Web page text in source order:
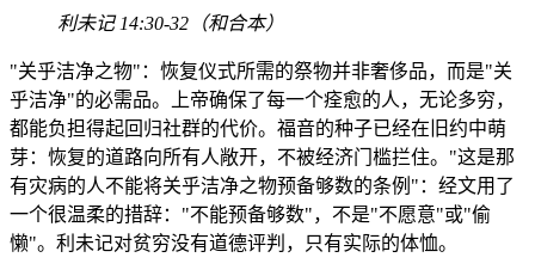
利未记 14:30-32（和合本）
"关乎洁净之物"：恢复仪式所需的祭物并非奢侈品，而是"关
乎洁净"的必需品。上帝确保了每一个痊愈的人，无论多穷，
都能负担得起回归社群的代价。福音的种子已经在旧约中萌
芽：恢复的道路向所有人敞开，不被经济门槛拦住。"这是那
有灾病的人不能将关乎洁净之物预备够数的条例"：经文用了
一个很温柔的措辞："不能预备够数"，不是"不愿意"或"偷
懒"。利未记对贫穷没有道德评判，只有实际的体恤。